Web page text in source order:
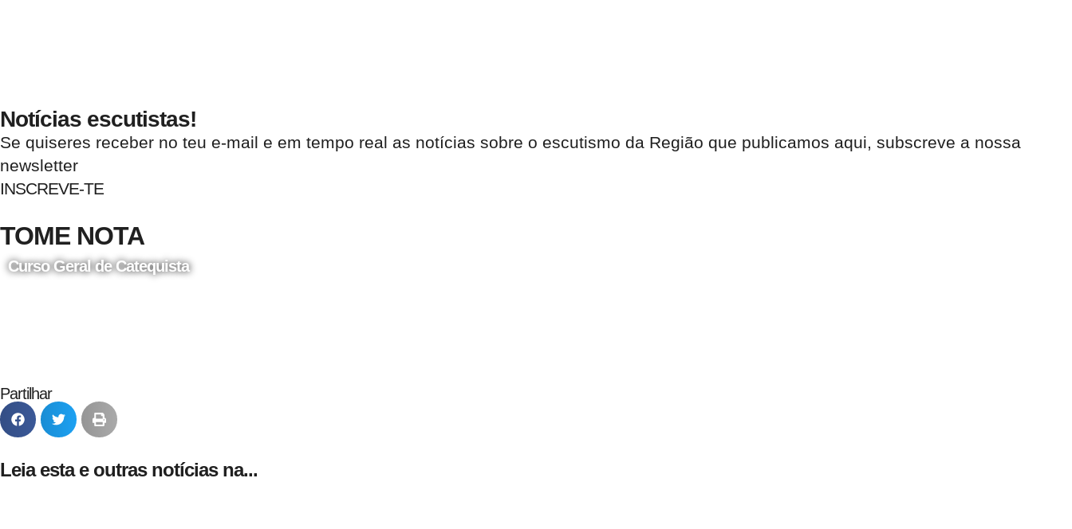
Notícias escutistas!
Se quiseres receber no teu e-mail e em tempo real as notícias sobre o escutismo da Região que publicamos aqui, subscreve a nossa
newsletter
INSCREVE-TE
TOME NOTA
Curso Geral de Catequista
Partilhar
Leia esta e outras notícias na...